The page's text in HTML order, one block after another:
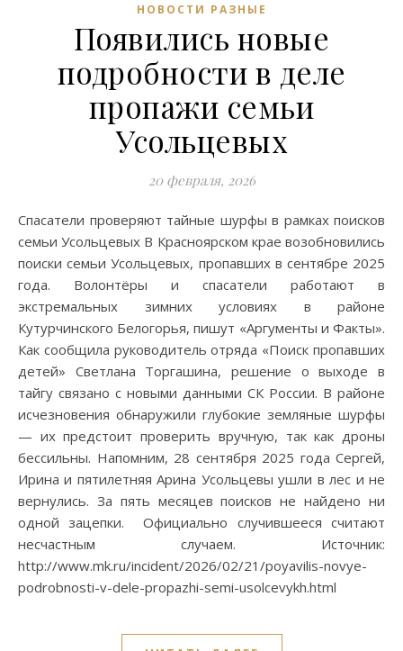
НОВОСТИ РАЗНЫЕ
Появились новые
подробности в деле
пропажи семьи
Усольцевых
20 февраля, 2026
Спасатели проверяют тайные шурфы в рамках поисков
семьи Усольцевых В Красноярском крае возобновились
поиски семьи Усольцевых, пропавших в сентябре 2025
года. Волонтёры и спасатели работают в
экстремальных зимних условиях в районе
Кутурчинского Белогорья, пишут «Аргументы и Факты».
Как сообщила руководитель отряда «Поиск пропавших
детей» Светлана Торгашина, решение о выходе в
тайгу связано с новыми данными СК России. В районе
исчезновения обнаружили глубокие земляные шурфы
— их предстоит проверить вручную, так как дроны
бессильны. Напомним, 28 сентября 2025 года Сергей,
Ирина и пятилетняя Арина Усольцевы ушли в лес и не
вернулись. За пять месяцев поисков не найдено ни
одной зацепки. Официально случившееся считают
несчастным случаем. Источник:
http://www.mk.ru/incident/2026/02/21/poyavilis-novye-
podrobnosti-v-dele-propazhi-semi-usolcevykh.html